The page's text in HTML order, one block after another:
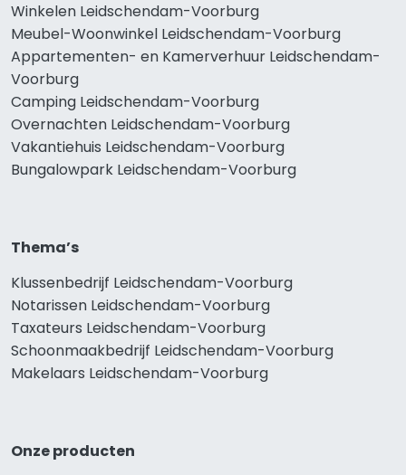
Winkelen Leidschendam-Voorburg
Meubel-Woonwinkel Leidschendam-Voorburg
Appartementen- en Kamerverhuur Leidschendam-
Voorburg
Camping Leidschendam-Voorburg
Overnachten Leidschendam-Voorburg
Vakantiehuis Leidschendam-Voorburg
Bungalowpark Leidschendam-Voorburg
Thema’s
Klussenbedrijf Leidschendam-Voorburg
Notarissen Leidschendam-Voorburg
Taxateurs Leidschendam-Voorburg
Schoonmaakbedrijf Leidschendam-Voorburg
Makelaars Leidschendam-Voorburg
Onze producten